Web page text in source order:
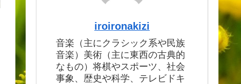
iroironakizi
音楽（主にクラシック系や民族
音楽）美術（主に東西の古典的
なもの）将棋やスポーツ、社会
事象、歴史や科学、テレビドキ